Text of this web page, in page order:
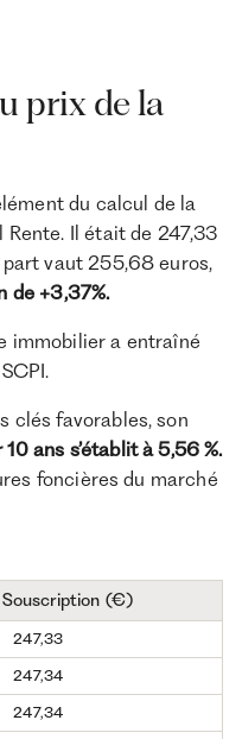
prix de la
du calcul de la
Il était de 247,33
part vaut 255,68 euros,
de +3,37%.
immobilier a entraîné
clés favorables, son
10 ans s’établit à 5,56 %.
foncières du marché
Souscription (€)
247,33
247,34
247,34